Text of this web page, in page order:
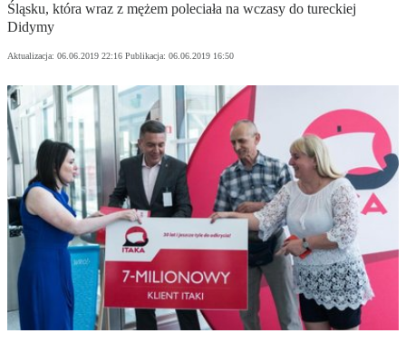
Śląsku, która wraz z mężem poleciała na wczasy do tureckiej
Didymy
Aktualizacja: 06.06.2019 22:16 Publikacja: 06.06.2019 16:50